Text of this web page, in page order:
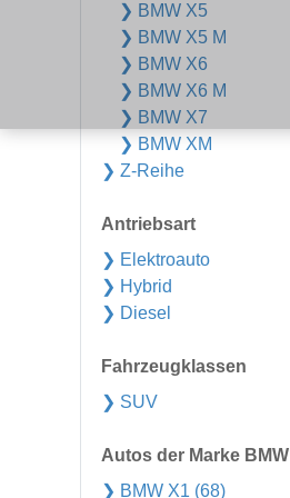
❯ BMW X5
❯ BMW X5 M
❯ BMW X6
❯ BMW X6 M
❯ BMW X7
❯ BMW XM
❯ Z-Reihe
Antriebsart
❯ Elektroauto
❯ Hybrid
❯ Diesel
Fahrzeugklassen
❯ SUV
Autos der Marke BMW
❯ BMW X1 (68)